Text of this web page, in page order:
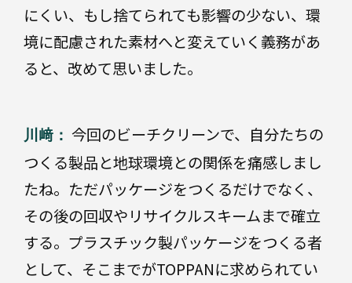
にくい、もし捨てられても影響の少ない、環
境に配慮された素材へと変えていく義務があ
ると、改めて思いました。
川﨑： 今回のビーチクリーンで、自分たちの
つくる製品と地球環境との関係を痛感しまし
たね。ただパッケージをつくるだけでなく、
その後の回収やリサイクルスキームまで確立
する。プラスチック製パッケージをつくる者
として、そこまでがTOPPANに求められてい